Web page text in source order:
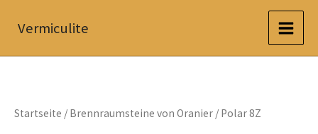
InhaltVermiculite
Startseite / Brennraumsteine von Oranier / Polar 8Z